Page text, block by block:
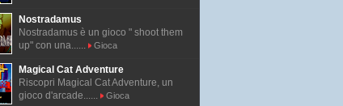
Nostradamus
Nostradamus è un gioco " shoot them
up" con una......
Gioca
Magical Cat Adventure
Riscopri Magical Cat Adventure, un
gioco d'arcade......
Gioca